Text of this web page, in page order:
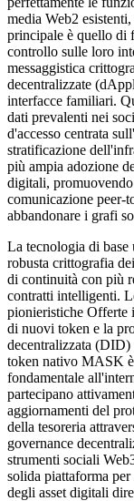
media Web2
principale è quello di
controllo sulle loro
messaggistica
decentralizzate
interfacce familiari.
dati prevalenti nei
d'accesso centrata
stratificazione
più ampia adozione
digitali,
comunicazione peer-
abbandonare i grafi
La tecnologia di base
robusta crittografia
di continuità con più
contratti intelligenti.
pionieristiche
di nuovi token e la
decentralizzata
token nativo MASK
fondamentale
partecipano
aggiornamenti del
della tesoreria
governance
strumenti sociali
solida piattaforma
degli asset digitali